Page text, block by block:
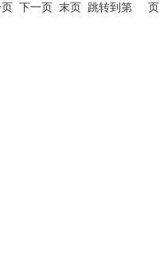
下一页 末页 跳转到第 页